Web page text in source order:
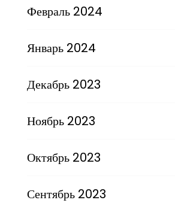
Февраль 2024
Январь 2024
Декабрь 2023
Ноябрь 2023
Октябрь 2023
Сентябрь 2023